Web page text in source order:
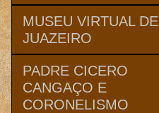
MUSEU VIRTUAL DE
JUAZEIRO
PADRE CICERO
CANGAÇO E
CORONELISMO